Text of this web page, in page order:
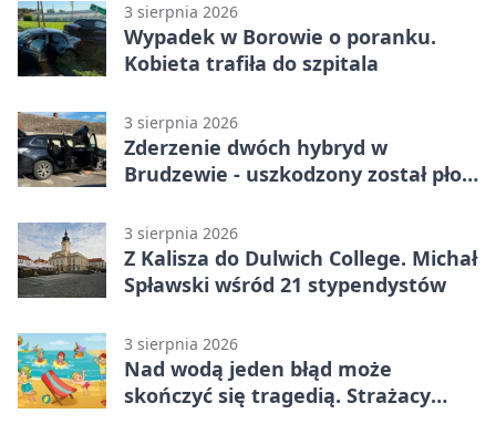
3 sierpnia 2026
Wypadek w Borowie o poranku.
Kobieta trafiła do szpitala
3 sierpnia 2026
Zderzenie dwóch hybryd w
Brudzewie - uszkodzony został płot
3 sierpnia 2026
Z Kalisza do Dulwich College. Michał
Spławski wśród 21 stypendystów
3 sierpnia 2026
Nad wodą jeden błąd może
skończyć się tragedią. Strażacy